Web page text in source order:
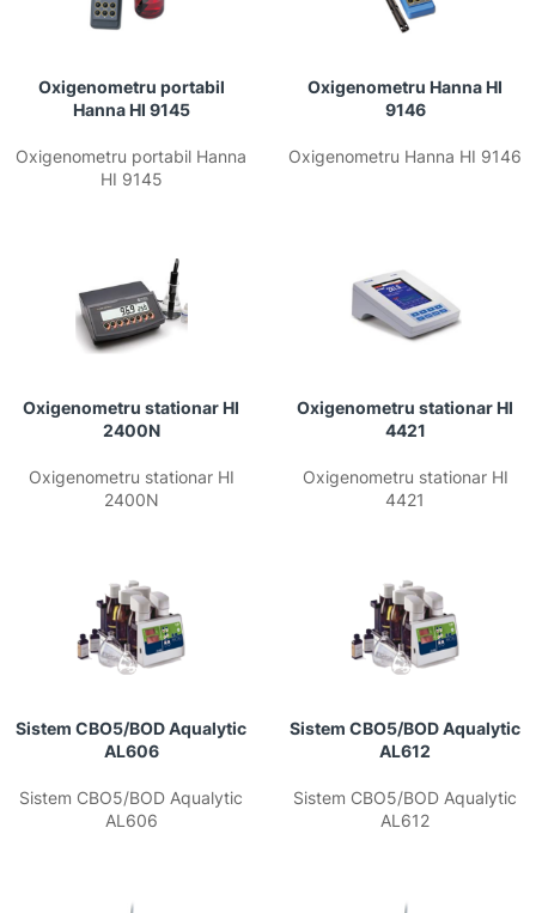
Oxigenometru portabil
Hanna HI 9145
Oxigenometru portabil Hanna
HI 9145
Oxigenometru Hanna HI
9146
Oxigenometru Hanna HI 9146
Oxigenometru stationar HI
2400N
Oxigenometru stationar HI
2400N
Oxigenometru stationar HI
4421
Oxigenometru stationar HI
4421
Sistem CBO5/BOD Aqualytic
AL606
Sistem CBO5/BOD Aqualytic
AL606
Sistem CBO5/BOD Aqualytic
AL612
Sistem CBO5/BOD Aqualytic
AL612